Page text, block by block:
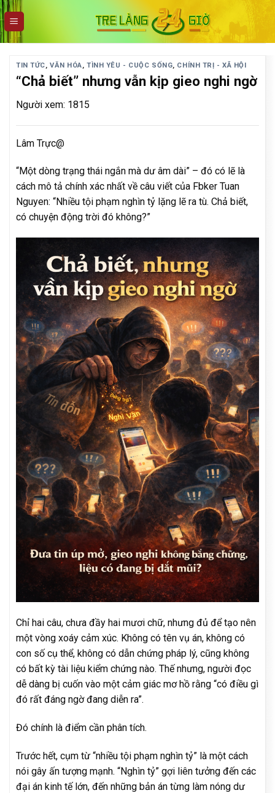
Skip
to
content
TIN TỨC,VĂN HÓA,TÌNH YÊU - CUỘC SỐNG, CHÍNH TRỊ - XÃ HỘI
“Chả biết” nhưng vẫn kịp gieo nghi ngờ
Người xem: 1815
Lâm Trực@
“Một dòng trạng thái ngắn mà dư âm dài” – đó có lẽ là
cách mô tả chính xác nhất về câu viết của Fbker Tuan
Nguyen: “Nhiều tội phạm nghìn tỷ lặng lẽ ra tù. Chả biết,
có chuyện động trời đó không?”
Chỉ hai câu, chưa đầy hai mươi chữ, nhưng đủ để tạo nên
một vòng xoáy cảm xúc. Không có tên vụ án, không có
con số cụ thể, không có dẫn chứng pháp lý, cũng không
có bất kỳ tài liệu kiểm chứng nào. Thế nhưng, người đọc
dễ dàng bị cuốn vào một cảm giác mơ hồ rằng “có điều gì
đó rất đáng ngờ đang diễn ra”.
Đó chính là điểm cần phân tích.
Trước hết, cụm từ “nhiều tội phạm nghìn tỷ” là một cách
nói gây ấn tượng mạnh. “Nghìn tỷ” gợi liên tưởng đến các
đại án kinh tế lớn, đến những bản án từng làm nóng dư